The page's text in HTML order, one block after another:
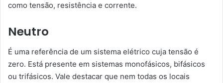
como tensão, resistência e corrente.
Neutro
É uma referência de um sistema elétrico cuja tensão é
zero. Está presente em sistemas monofásicos, bifásicos
ou trifásicos. Vale destacar que nem todas os locais